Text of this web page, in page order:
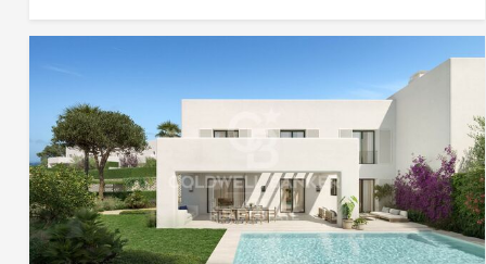
durchfluten die Innenräume mit natürlichem Licht, während
offene Räume zum gemütlichen und stilvollen Entspannen
einladen. Mit Blick auf Eleganz und Funktionalität gestaltet,
ist jede Ecke des Anwesens ein Fest des raffinierten
Wohnens. Vom Infinity-Pool mit Blick auf die offenen Berge
bis hin zum üppigen privaten Garten mit Obstbäumen
bietet die Residenz ein friedliches Refugium, das
Raffinesse mit der Wärme von zu Hause in Einklang bringt.
Nur wenige Minuten entfernt befinden sich die exklusiven
Annehmlichkeiten des La Reserva Club, darunter einer der